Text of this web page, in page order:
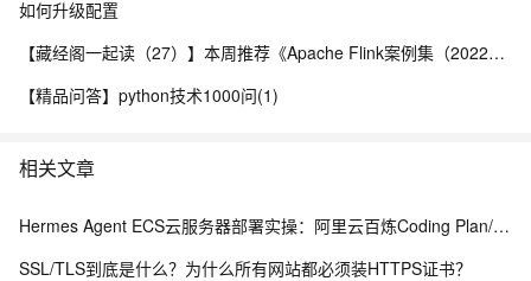
如何升级配置
【藏经阁一起读（27）】本周推荐《Apache Flink案例集（2022版）》，你有哪些心得？
【精品问答】python技术1000问(1)
相关文章
Hermes Agent ECS云服务器部署实操：阿里云百炼Coding Plan/Token Plan密钥与模型调用配置教程
SSL/TLS到底是什么？为什么所有网站都必须装HTTPS证书？